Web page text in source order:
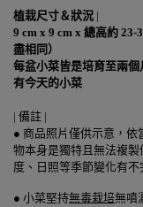
植栽尺寸＆狀況 |
9 cm x 9 cm x 總高約 23-
盡相同）
每盆小菜皆是培育至兩
有今天的小菜
| 備註 |
● 商品照片僅供示意，依
物本身是獨特且無法複
度、日照等季節變化有不
● 小菜堅持無毒栽培無噴